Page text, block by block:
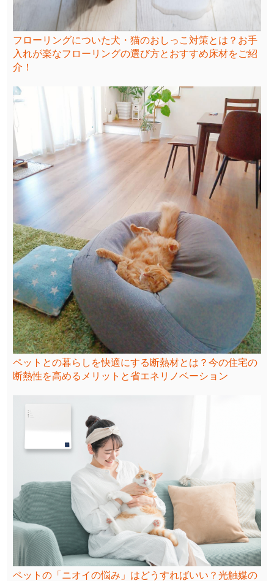
フローリングについた犬・猫のおしっこ対策とは？お手
入れが楽なフローリングの選び方とおすすめ床材をご紹
介！
ペットとの暮らしを快適にする断熱材とは？今の住宅の
断熱性を高めるメリットと省エネリノベーション
ペットの「ニオイの悩み」はどうすればいい？光触媒の